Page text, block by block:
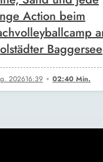
Action beim
Baggersee
202616:39 02:40 Min.